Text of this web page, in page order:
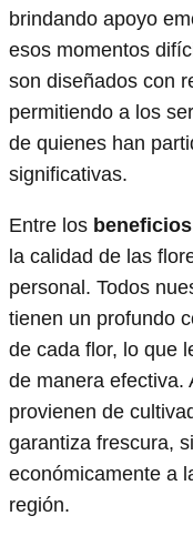
brindando apoyo
esos momentos
son diseñados con
permitiendo a los
de quienes han
significativas.
Entre los beneficios
la calidad de las
personal. Todos
tienen un profundo
de cada flor, lo que
de manera efectiva.
provienen de
garantiza frescura,
económicamente a
región.